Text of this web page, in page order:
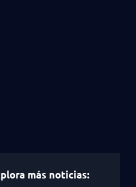
más noticias: